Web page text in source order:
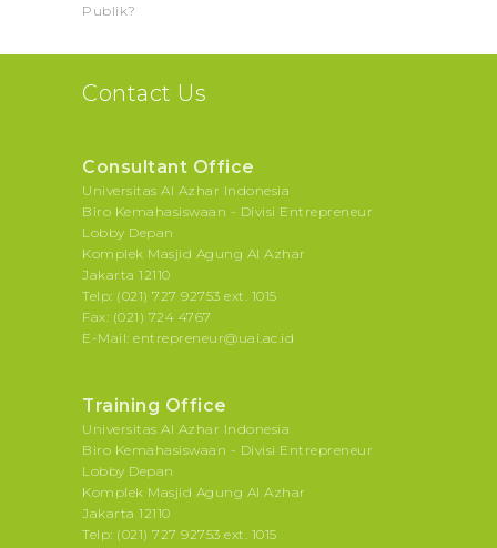
Publik?
Contact Us
Consultant Office
Universitas Al Azhar Indonesia
Biro Kemahasiswaan - Divisi Entrepreneur
Lobby Depan
Komplek Masjid Agung Al Azhar
Jakarta 12110
Telp: (021) 727 92753 ext. 1015
Fax: (021) 724 4767
E-Mail: entrepreneur@uai.ac.id
Training Office
Universitas Al Azhar Indonesia
Biro Kemahasiswaan - Divisi Entrepreneur
Lobby Depan
Komplek Masjid Agung Al Azhar
Jakarta 12110
Telp: (021) 727 92753 ext. 1015